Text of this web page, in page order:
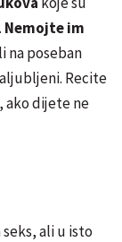
Nemojte im
na poseban
Recite
ako dijete ne
ali u isto